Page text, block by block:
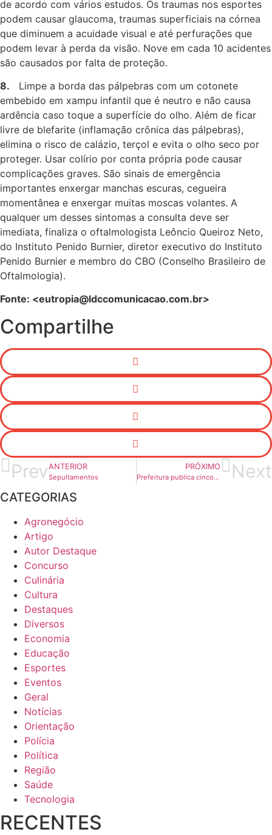
de acordo com vários estudos. Os traumas nos esportes
podem causar glaucoma, traumas superficiais na córnea
que diminuem a acuidade visual e até perfurações que
podem levar à perda da visão. Nove em cada 10 acidentes
são causados por falta de proteção.
8. Limpe a borda das pálpebras com um cotonete
embebido em xampu infantil que é neutro e não causa
ardência caso toque a superfície do olho. Além de ficar
livre de blefarite (inflamação crônica das pálpebras),
elimina o risco de calázio, terçol e evita o olho seco por
proteger. Usar colírio por conta própria pode causar
complicações graves. São sinais de emergência
importantes enxergar manchas escuras, cegueira
momentânea e enxergar muitas moscas volantes. A
qualquer um desses sintomas a consulta deve ser
imediata, finaliza o oftalmologista Leôncio Queiroz Neto,
do Instituto Penido Burnier, diretor executivo do Instituto
Penido Burnier e membro do CBO (Conselho Brasileiro de
Oftalmologia).
Fonte: <eutropia@ldccomunicacao.com.br>
Compartilhe
PrevANTERIOR
Sepultamentos
PRÓXIMO
Prefeitura publica cinco avisos de pregões eletrônicos Next
CATEGORIAS
Agronegócio
Artigo
Autor Destaque
Concurso
Culinária
Cultura
Destaques
Diversos
Economia
Educação
Esportes
Eventos
Geral
Notícias
Orientação
Polícia
Política
Região
Saúde
Tecnologia
RECENTES